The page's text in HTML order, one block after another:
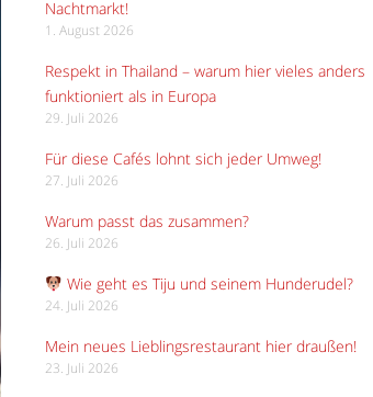
Nachtmarkt!
1. August 2026
Respekt in Thailand – warum hier vieles anders
funktioniert als in Europa
29. Juli 2026
Für diese Cafés lohnt sich jeder Umweg!
27. Juli 2026
Warum passt das zusammen?
26. Juli 2026
Wie geht es Tiju und seinem Hunderudel?
24. Juli 2026
Mein neues Lieblingsrestaurant hier draußen!
23. Juli 2026